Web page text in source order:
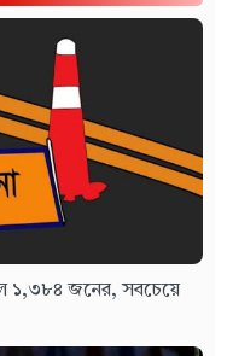
১,৩৮৪ জনের, সবচেয়ে